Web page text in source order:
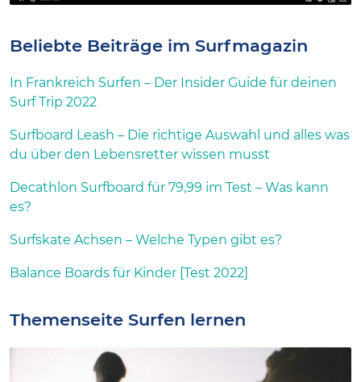
Beliebte Beiträge im Surfmagazin
In Frankreich Surfen – Der Insider Guide für deinen
Surf Trip 2022
Surfboard Leash – Die richtige Auswahl und alles was
du über den Lebensretter wissen musst
Decathlon Surfboard für 79,99 im Test – Was kann
es?
Surfskate Achsen – Welche Typen gibt es?
Balance Boards für Kinder [Test 2022]
Themenseite Surfen lernen